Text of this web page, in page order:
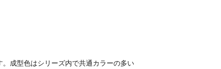
成型色はシリーズ内で共通カラーの多い